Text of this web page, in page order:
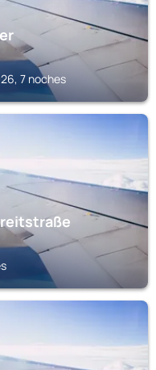
7 noches